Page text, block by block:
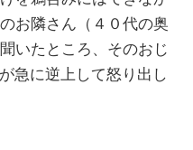
お隣さん（４０代の奥
いたところ、そのおじ
急に逆上して怒り出し